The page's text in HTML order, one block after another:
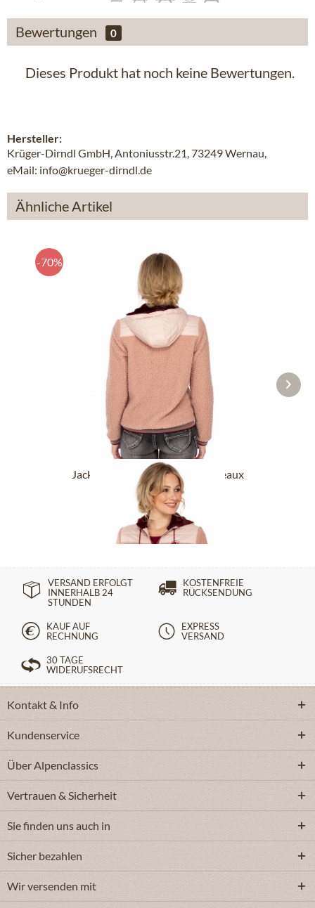
Bewertungen 0
Dieses Produkt hat noch keine Bewertungen.
Hersteller:
Krüger-Dirndl GmbH, Antoniusstr.21, 73249 Wernau,
eMail: info@krueger-dirndl.de
Ähnliche Artikel
-70%
Jacke FALKENSTEIN rosa bordeaux
59,90 € 199,90 €
VERSAND ERFOLGT
INNERHALB 24
STUNDEN
KOSTENFREIE
RÜCKSENDUNG
KAUF AUF
RECHNUNG
EXPRESS
VERSAND
30 TAGE
WIDERUFSRECHT
Kontakt & Info
Kundenservice
Über Alpenclassics
Vertrauen & Sicherheit
Sie finden uns auch in
Sicher bezahlen
Wir versenden mit